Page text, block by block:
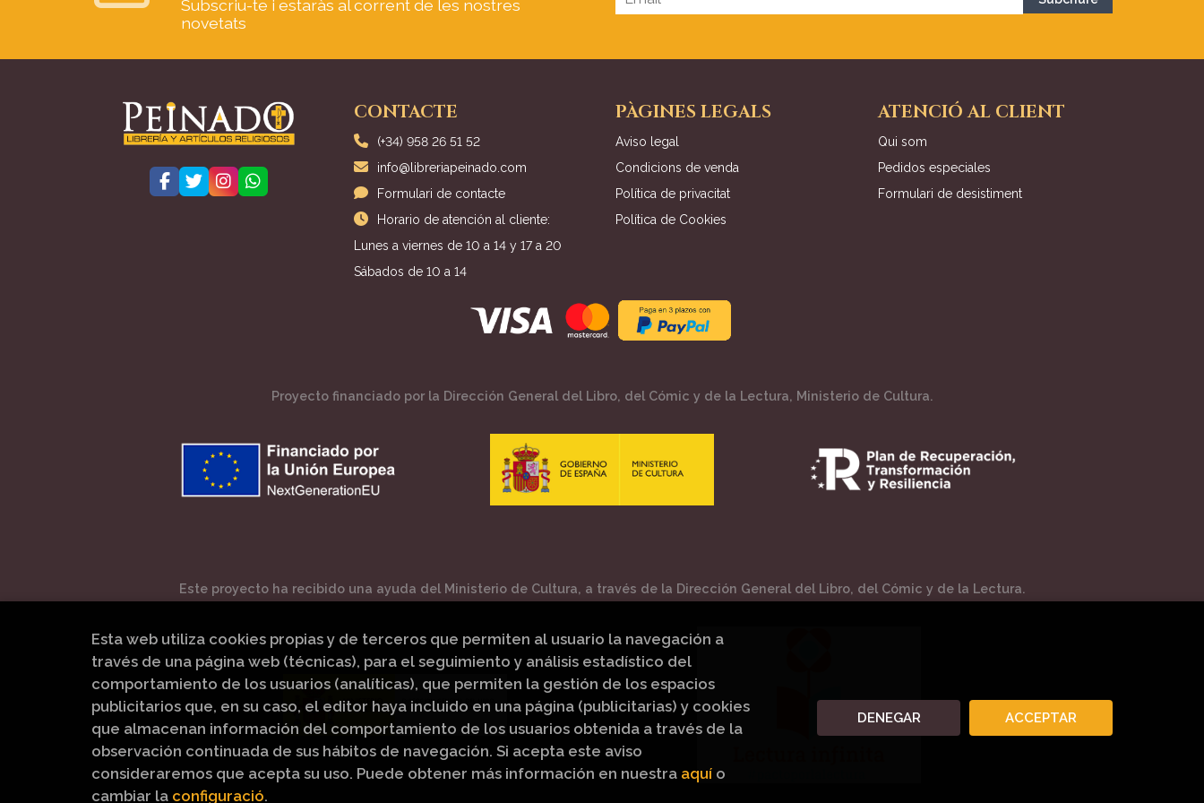
Subscriu-te i estaràs al corrent de les nostres
novetats
CONTACTE
(+34) 958 26 51 52
info@libreriapeinado.com
Formulari de contacte
Horario de atención al cliente:
Lunes a viernes de 10 a 14 y 17 a 20
Sábados de 10 a 14
PÀGINES LEGALS
Aviso legal
Condicions de venda
Política de privacitat
Política de Cookies
ATENCIÓ AL CLIENT
Qui som
Pedidos especiales
Formulari de desistiment
Proyecto financiado por la Dirección General del Libro, del Cómic y de la Lectura, Ministerio de Cultura.
Este proyecto ha recibido una ayuda del Ministerio de Cultura, a través de la Dirección General del Libro, del Cómic y de la Lectura.
Esta web utiliza cookies propias y de terceros que permiten al usuario la navegación a
través de una página web (técnicas), para el seguimiento y análisis estadístico del
comportamiento de los usuarios (analíticas), que permiten la gestión de los espacios
publicitarios que, en su caso, el editor haya incluido en una página (publicitarias) y cookies
que almacenan información del comportamiento de los usuarios obtenida a través de la
observación continuada de sus hábitos de navegación. Si acepta este aviso
consideraremos que acepta su uso. Puede obtener más información en nuestra aquí o
cambiar la configuració.
DENEGAR ACCEPTAR